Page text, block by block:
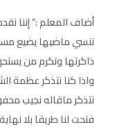
أضاف المعلم :” إننا
تنسي ماضيها يضيع
ذاكرتها وتكرم من
واذا كنا نتذكر عظمة
نتذكر ماقاله نجيب
فتحت لنا طريقا بلا